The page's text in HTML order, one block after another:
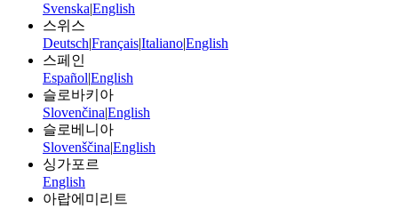
Svenska|English
스위스
Deutsch|Français|Italiano|English
스페인
Español|English
슬로바키아
Slovenčina|English
슬로베니아
Slovenščina|English
싱가포르
English
아랍에미리트